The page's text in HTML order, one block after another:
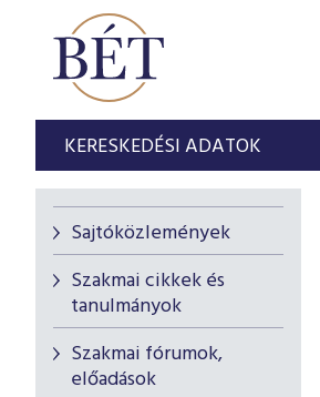
KERESKEDÉSI ADATOK
Sajtóközlemények
Szakmai cikkek és
tanulmányok
Szakmai fórumok,
előadások